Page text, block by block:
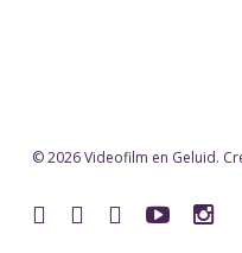
© 2026 Videofilm en Geluid.
facebookvimeopinterestyoutube